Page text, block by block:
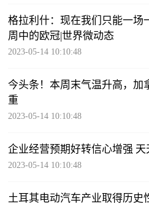
格拉利什：现在我们只能一场
周中的欧冠|世界微动态
2023-05-14 10:10:48
今头条！本周末气温升高，加
重
2023-05-14 10:10:48
企业经营预期好转信心增强 天
2023-05-14 10:10:48
土耳其电动汽车产业取得历史